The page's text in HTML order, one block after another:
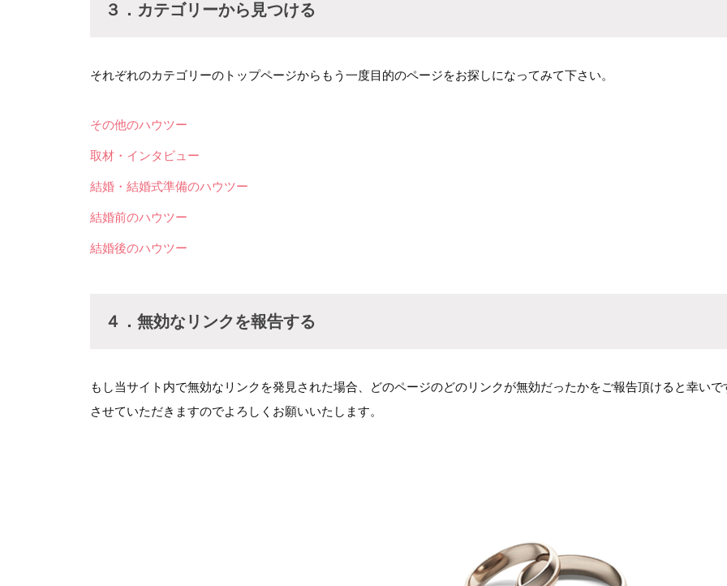
３．カテゴリーから見つける
それぞれのカテゴリーのトップページからもう一度目的のページをお探しになってみて下さい。
その他のハウツー
取材・インタビュー
結婚・結婚式準備のハウツー
結婚前のハウツー
結婚後のハウツー
４．無効なリンクを報告する
もし当サイト内で無効なリンクを発見された場合、どのページのどのリンクが無効だったかをご報告頂けると幸い
させていただきますのでよろしくお願いいたします。